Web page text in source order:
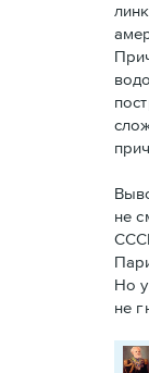
не
Но
не